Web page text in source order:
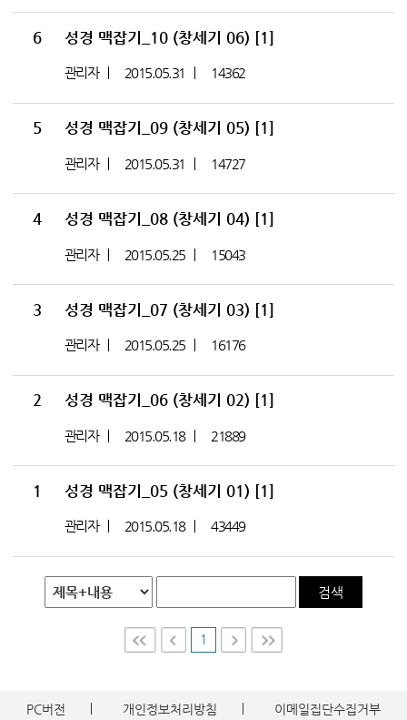
6 성경 맥잡기_10 (창세기 06) [1]
관리자 2015.05.31 14362
5 성경 맥잡기_09 (창세기 05) [1]
관리자 2015.05.31 14727
4 성경 맥잡기_08 (창세기 04) [1]
관리자 2015.05.25 15043
3 성경 맥잡기_07 (창세기 03) [1]
관리자 2015.05.25 16176
2 성경 맥잡기_06 (창세기 02) [1]
관리자 2015.05.18 21889
1 성경 맥잡기_05 (창세기 01) [1]
관리자 2015.05.18 43449
검색
1
PC버전 개인정보처리방침 이메일집단수집거부